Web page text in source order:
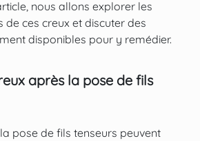
nous allons explorer les
de ces creux et discuter des
disponibles pour y remédier.
après la pose de fils
pose de fils tenseurs peuvent